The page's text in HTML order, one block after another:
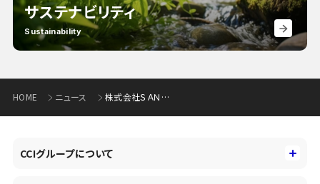
サステナビリティ
Sustainability
HOME ニュース 株式会社ＳＡＮＵとポジティブ・インパクト・ファイナンスの契約を締結
CCIグループについて